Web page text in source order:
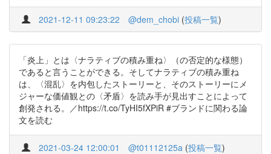
2021-12-11 09:23:22 @dem_chobi (投稿一覧)
「炎上」とは〈ナラティブの積み重ね〉（の否定的な様態）
であると言うことができる。そしてナラティブの積み重ね
は、〈混乱〉を内包したストーリーと、そのストーリーにメ
ジャーな価値観との〈矛盾〉を読み手が見出すことによって
創発される。／https://t.co/TyHI5fXPiR #ブランドに関わる論
文を読む
2021-03-24 12:00:01 @t01112125a (投稿一覧)